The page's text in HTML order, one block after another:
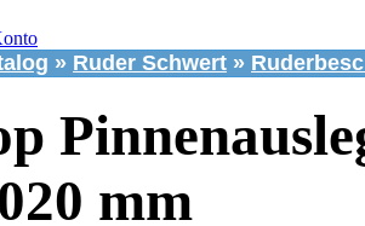
» Ruder Schwert »
mm